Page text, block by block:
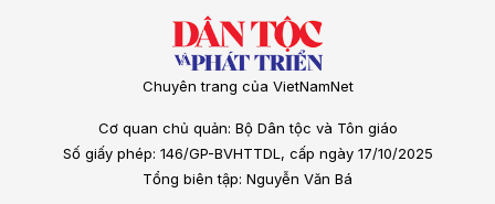
Chuyên trang của VietNamNet
Cơ quan chủ quản: Bộ Dân tộc và Tôn giáo
Số giấy phép: 146/GP-BVHTTDL, cấp ngày 17/10/2025
Tổng biên tập: Nguyễn Văn Bá